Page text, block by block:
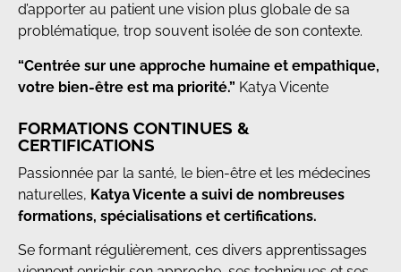
d’apporter au patient une vision plus globale de sa
problématique, trop souvent isolée de son contexte.
“Centrée sur une approche humaine et empathique,
votre bien-être est ma priorité.” Katya Vicente
FORMATIONS CONTINUES &
CERTIFICATIONS
Passionnée par la santé, le bien-être et les médecines
naturelles, Katya Vicente a suivi de nombreuses
formations, spécialisations et certifications.
Se formant régulièrement, ces divers apprentissages